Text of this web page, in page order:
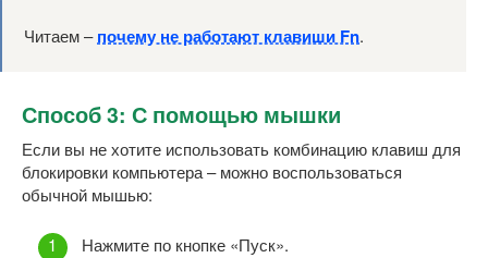
Читаем –почему не работают клавиши Fn.
Способ 3: С помощью мышки
Если вы не хотите использовать комбинацию клавиш для
блокировки компьютера – можно воспользоваться
обычной мышью:
Нажмите по кнопке «Пуск».